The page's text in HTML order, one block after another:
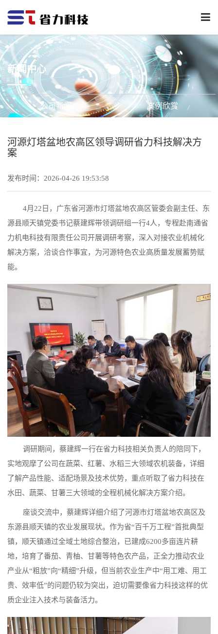
下
拉
菜
单
新闻中心
公司新闻 案例欣赏
河源灯塔盆地农高区领导调研省力科技解决方
案
发布时间：2026-04-26 19:53:58
4月22日，广东省河源市灯塔盆地农高区管委会副主任、东
源县顺天镇党委书记蔡建辉带领调研组一行4人，专程赴南通省
力机电科技有限责任公司开展调研考察，深入对接农业机械化
解决方案，洽谈合作事宜，为河源特色农业高质量发展蓄势赋
能。
调研期间，蔡建辉一行在省力科技相关负责人的陪同下，
实地观摩了公司在蔬菜、红薯、水稻三大领域农机装备，详细
了解产品性能、适配场景及技术优势，重点听取了省力科技在
水田、蔬菜、甘薯三大领域的全程机械化解决方案介绍。
座谈交流中，蔡建辉详细介绍了河源市灯塔盆地农高区及
东源县顺天镇的农业发展现状。作为省“百千万工程”首批典型
镇，顺天镇通过全域土地综合整治，已建成6200多亩连片耕
地，培育了番茄、青柚、甘薯等特色农产品，正全力推动农业
产业从“粗放”向“精细”升级，但当前农业生产中“用工难、用工
贵、效率低”的问题仍较为突出，迫切需要像省力科技这样的优
质企业注入技术与装备活力。